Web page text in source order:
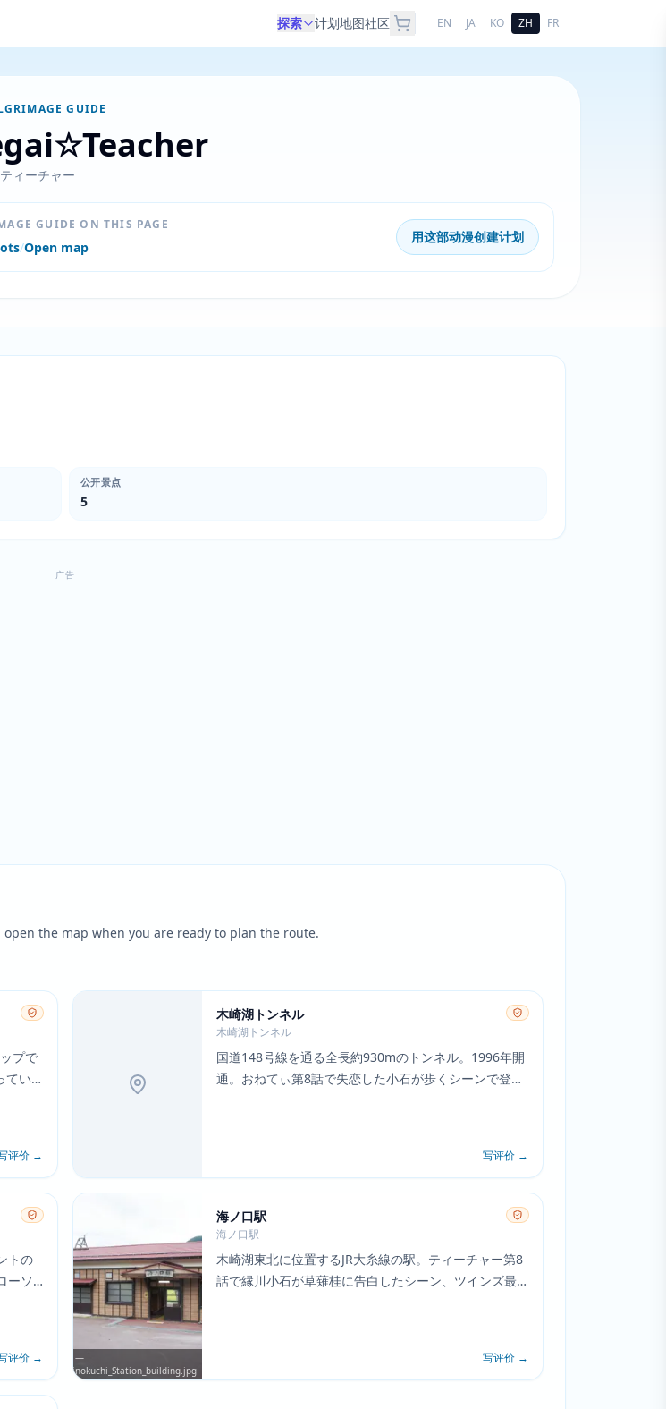
探索 计划地图社区 EN JA KO ZH FR
GUIDE
ィーチャー
GUIDE ON THIS PAGE
/Open map
用这部动漫创建计划
公开景点
5
广告
the map when you are ready to plan the route.
プで
てい
评价 →
木崎湖トンネル
木崎湖トンネル
国道148号線を通る全長約930mのトンネル。1996年開
通。おねてぃ第8話で失恋した小石が歩くシーンで登
写评价 →
トの
ーソ
评价 →
(CC BY-SA 4.0) —
海ノ口駅
海ノ口駅
木崎湖東北に位置するJR大糸線の駅。ティーチャー第8
話で縁川小石が草薙桂に告白したシーン、ツインズ最
写评价 →